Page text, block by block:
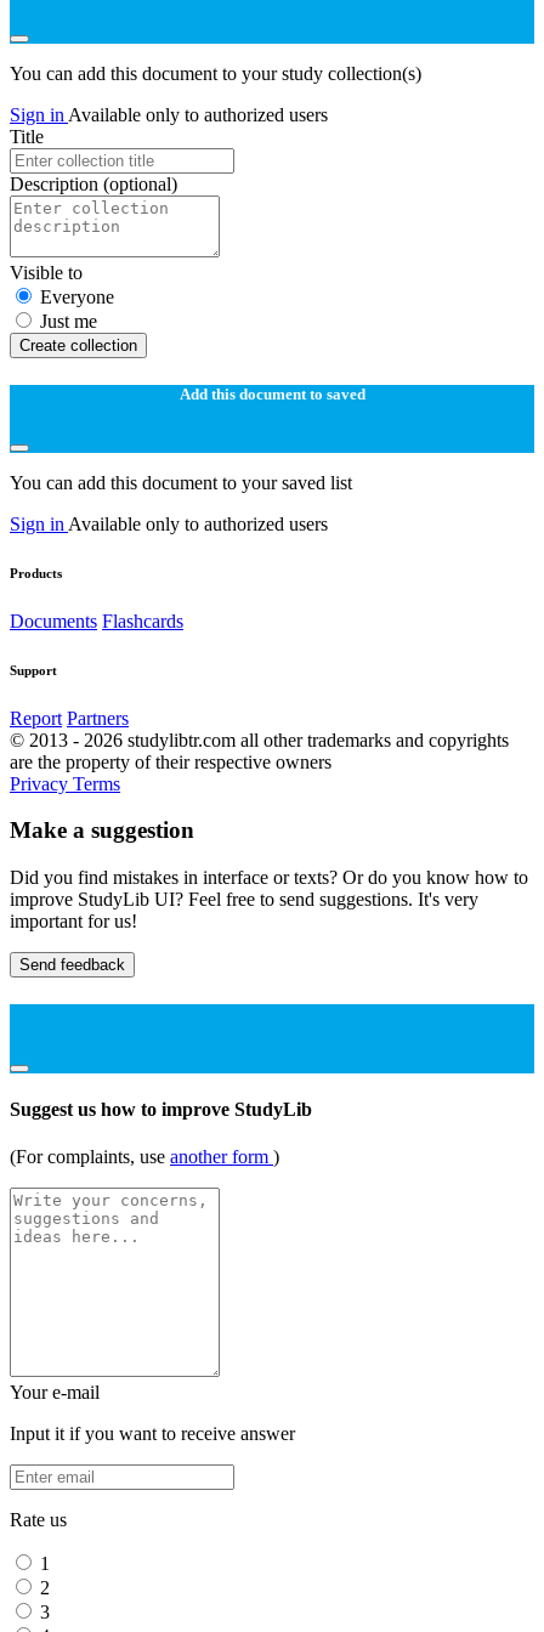
You can add this document to your study collection(s)
Sign in Available only to authorized users
Title
Description (optional)
Visible to
Everyone
Just me
Create collection
Add this document to saved
You can add this document to your saved list
Sign in Available only to authorized users
Products
Documents Flashcards
Support
Report Partners
© 2013 - 2026 studylibtr.com all other trademarks and copyrights
are the property of their respective owners
Privacy Terms
Make a suggestion
Did you find mistakes in interface or texts? Or do you know how to
improve StudyLib UI? Feel free to send suggestions. It's very
important for us!
Send feedback
Suggest us how to improve StudyLib
(For complaints, use another form )
Your e-mail
Input it if you want to receive answer
Rate us
1
2
3